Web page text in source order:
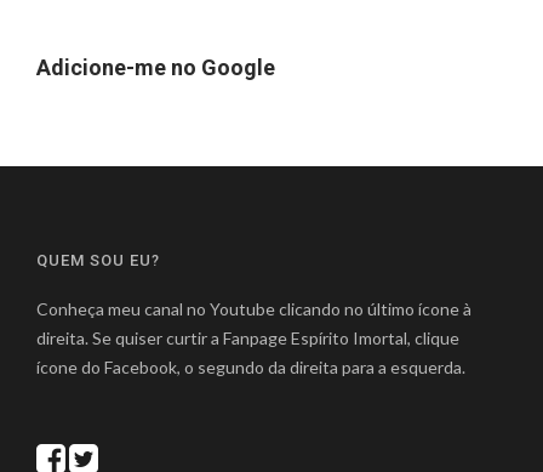
Adicione-me no Google
QUEM SOU EU?
Conheça meu canal no Youtube clicando no último ícone à
direita. Se quiser curtir a Fanpage Espírito Imortal, clique
ícone do Facebook, o segundo da direita para a esquerda.